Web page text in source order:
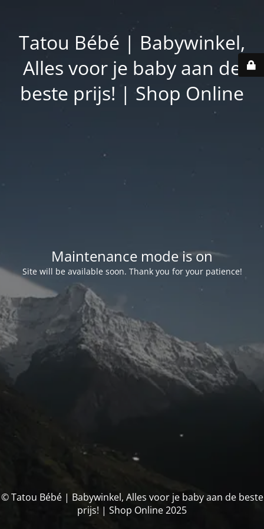
Tatou Bébé | Babywinkel,
Alles voor je baby aan de
beste prijs! | Shop Online
Maintenance mode is on
Site will be available soon. Thank you for your patience!
© Tatou Bébé | Babywinkel, Alles voor je baby aan de beste
prijs! | Shop Online 2025